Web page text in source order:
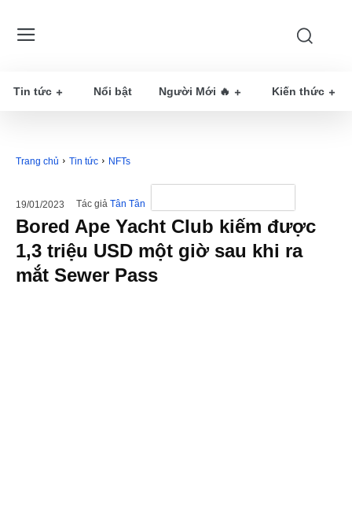
Tin tức Nổi bật Người Mới 🔥 Kiến thức
Trang chủ Tin tức NFTs
19/01/2023 Tác giả Tân Tân
Bored Ape Yacht Club kiếm được
1,3 triệu USD một giờ sau khi ra
mắt Sewer Pass